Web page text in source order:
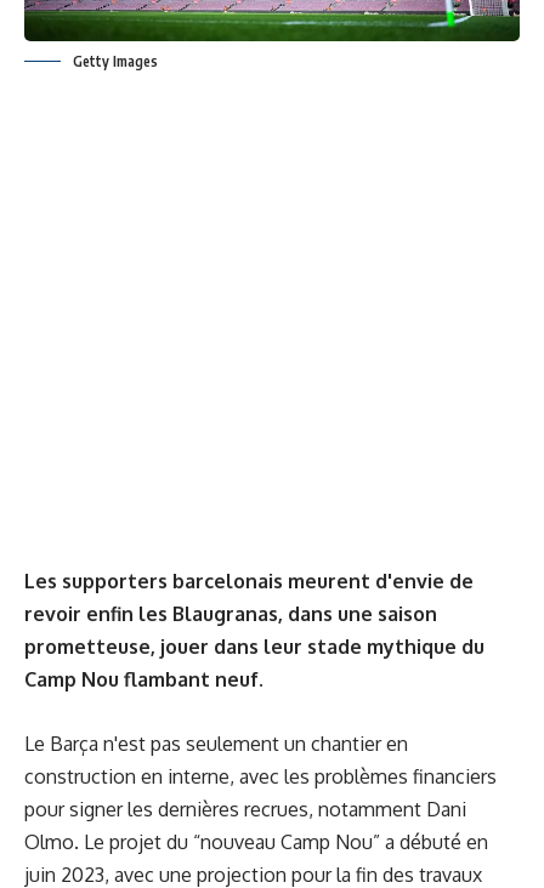
Getty Images
Les supporters barcelonais meurent d'envie de
revoir enfin les Blaugranas, dans une saison
prometteuse, jouer dans leur stade mythique du
Camp Nou flambant neuf.
Le Barça n'est pas seulement un chantier en
construction en interne, avec les problèmes financiers
pour signer les dernières recrues, notamment Dani
Olmo. Le projet du “nouveau Camp Nou” a débuté en
juin 2023, avec une projection pour la fin des travaux